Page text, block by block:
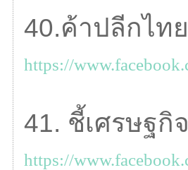
40.ค้าปลีกไท
https://
41. ชี้เศรษฐกิ
https://